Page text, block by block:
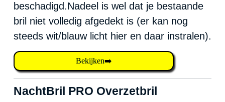
beschadigd.Nadeel is wel dat je bestaande
bril niet volledig afgedekt is (er kan nog
steeds wit/blauw licht hier en daar instralen).
Bekijken➡️
NachtBril PRO Overzetbril